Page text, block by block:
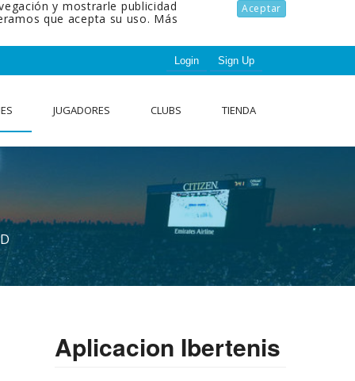
Aceptar
y mostrarle publicidad
que acepta su uso. Más
Login Sign Up
JUGADORES CLUBS TIENDA
Aplicacion Ibertenis